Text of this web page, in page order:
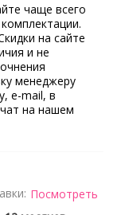
чаще всего
на сайте
и не
менеджеру
e-mail, в
на нашем
Посмотреть